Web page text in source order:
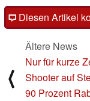
Diesen Artikel
⟨
Ältere News
Nur für kurze
Shooter auf
90 Prozent